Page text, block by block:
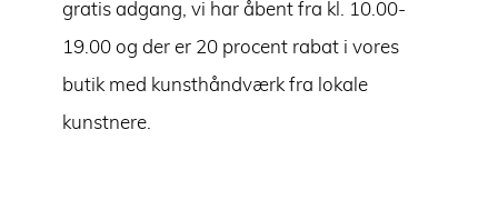
gratis adgang, vi har åbent fra kl. 10.00-
19.00 og der er 20 procent rabat i vores
butik med kunsthåndværk fra lokale
kunstnere.